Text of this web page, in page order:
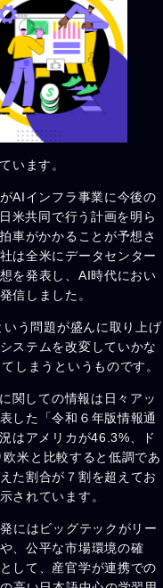
います。
AIインフラ事業に今後の
米共同で行う計画を明ら
車がかかることが予想さ
は全米にデータセンター
を発表し、AI時代におい
信しました。
う問題が盛んに取り上げ
ステムを改変していかな
しまうというものです。
関しての情報は日々アッ
した「令和６年版情報通
はアメリカが46.3%、ド
米と比較すると低調であ
た割合が７割を超えてお
されています。
にはビッグテックがリー
、公平な市場環境の確
して、産官学が連携での